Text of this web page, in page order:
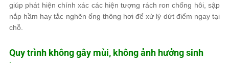
giúp phát hiện chính xác các hiện tượng rách ron chống hôi, sập
nắp hầm hay tắc nghẽn ống thông hơi để xử lý dứt điểm ngay tại
chỗ.
Quy trình không gây mùi, không ảnh hưởng sinh